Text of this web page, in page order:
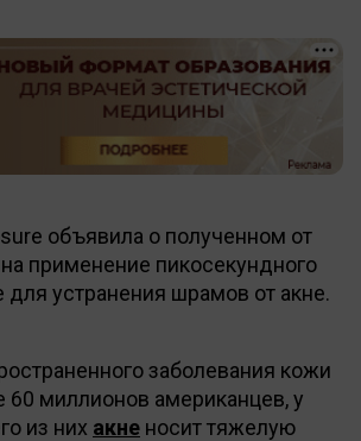
объявила о полученном от
применение пикосекундного
для устранения шрамов от акне.
заболевания кожи
60 миллионов американцев, у
из них акне носит тяжелую